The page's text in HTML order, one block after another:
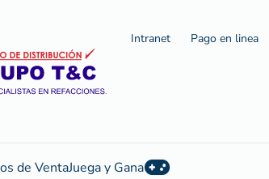
Intranet Pago en linea
de VentaJuega y Gana